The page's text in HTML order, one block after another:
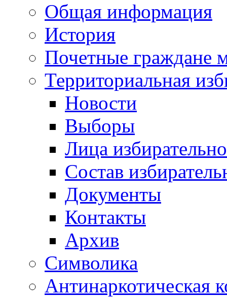
Общая информация
История
Почетные граждане
Территориальная
Новости
Выборы
Лица
Состав
Документы
Контакты
Архив
Символика
Антинаркотическая